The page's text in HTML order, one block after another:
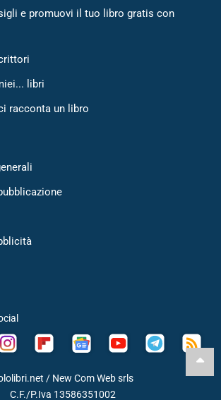
e promuovi il tuo libro gratis con
libri
racconta un libro
/ New Com Web srls
C.F./P.Iva 13586351002